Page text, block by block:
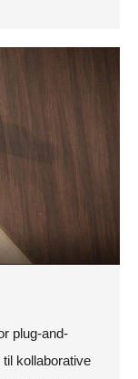
plug-and-
kollaborative